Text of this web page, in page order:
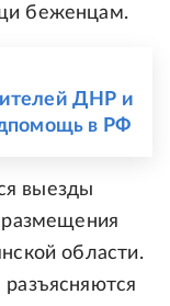
беженцам.
ДНР и
в РФ
выезды
размещения
области.